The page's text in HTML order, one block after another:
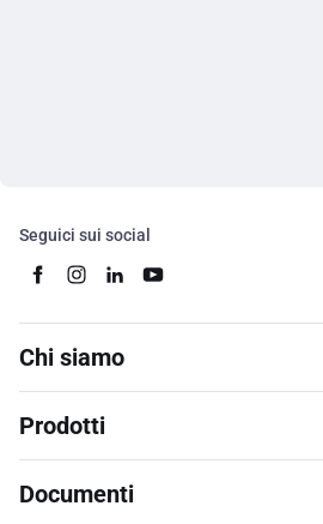
Seguici sui social
Chi siamo
Prodotti
Documenti